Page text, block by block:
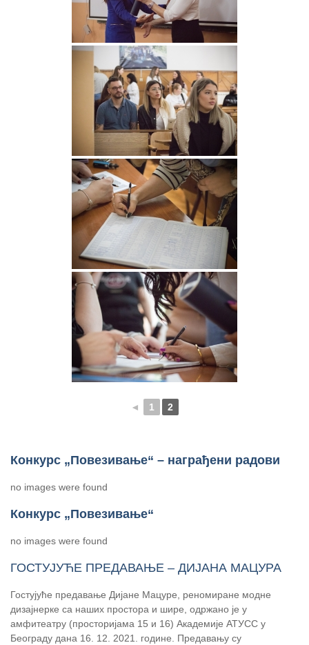
◄ 1 2
Конкурс „Повезивање“ – награђени радови
no images were found
Конкурс „Повезивање“
no images were found
ГОСТУЈУЋЕ ПРЕДАВАЊЕ – ДИЈАНА МАЦУРА
Гостујуће предавање Дијане Мацуре, реномиране модне
дизајнерке са наших простора и шире, одржано је у
амфитеатру (просторијама 15 и 16) Академије АТУСС у
Београду дана 16. 12. 2021. године. Предавању су